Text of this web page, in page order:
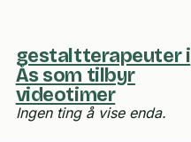
gestaltterapeuter i
Ås som tilbyr
videotimer
Ingen ting å vise enda.